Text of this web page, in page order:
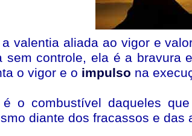
valentia aliada ao vigor e
sem controle, ela é a bravura
o vigor e o impulso na
é o combustível daqueles
diante dos fracassos e das